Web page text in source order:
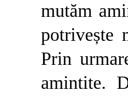
mutăm
potrivește
Prin
amintite.